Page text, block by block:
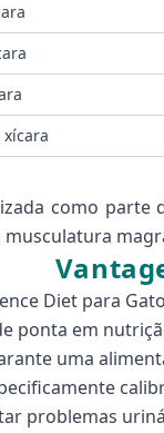
como
Diet para
ponta em
uma
problemas